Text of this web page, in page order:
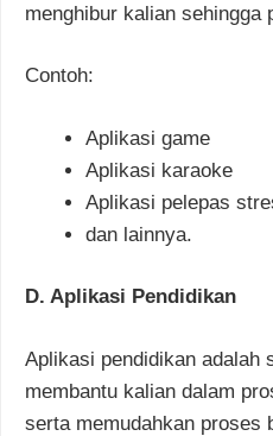
menghibur kalian sehingga
Contoh:
Aplikasi game
Aplikasi karaoke
Aplikasi pelepas
dan lainnya.
D. Aplikasi Pendidikan
Aplikasi pendidikan adalah
membantu kalian dalam
serta memudahkan proses